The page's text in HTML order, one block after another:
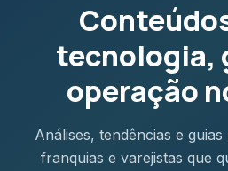
tecnologia,
operação
Análises, tendências e
franquias e varejistas que